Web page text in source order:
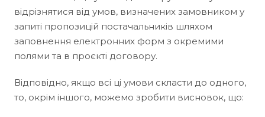
відрізнятися від умов, визначених замовником у
запиті пропозицій постачальників шляхом
заповнення електронних форм з окремими
полями та в проєкті договору.
Відповідно, якщо всі ці умови скласти до одного,
то, окрім іншого, можемо зробити висновок, що: